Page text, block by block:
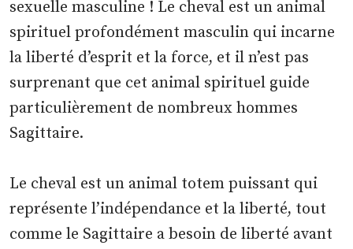
sexuelle masculine ! Le cheval est un animal
spirituel profondément masculin qui incarne
la liberté d’esprit et la force, et il n’est pas
surprenant que cet animal spirituel guide
particulièrement de nombreux hommes
Sagittaire.
Le cheval est un animal totem puissant qui
représente l’indépendance et la liberté, tout
comme le Sagittaire a besoin de liberté avant